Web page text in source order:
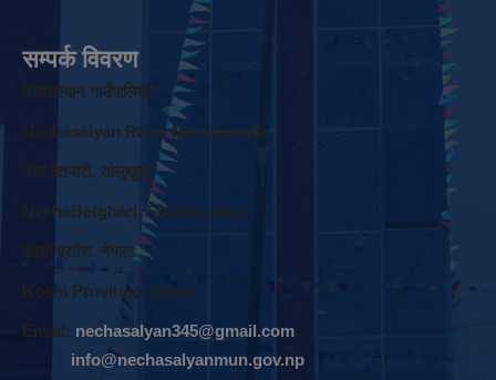
सम्पर्क विवरण
नेचासल्यान गाउँपालिका
Nechasalyan Rural Municipality
नेचा वेतघारी, साेलुखुम्बु
NechaBetghari, Solukhumbu
काेशी प्रदेश, नेपाल
Koshi Province, Nepal
Email: nechasalyan345@gmail.com
info@nechasalyanmun.gov.np